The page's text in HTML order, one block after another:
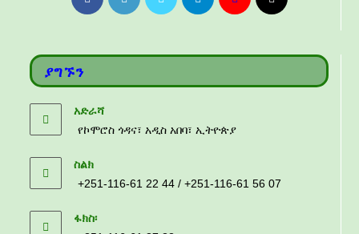
ያግኙን
አድራሻ
የኮሞሮስ ጎዳና፣ አዲስ አበባ፣ ኢትዮጵያ
ስልክ
+251-116-61 22 44 / +251-116-61 56 07
ፋክስ፡